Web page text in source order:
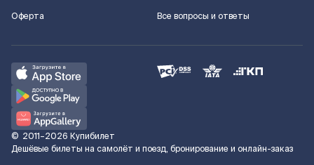
Оферта
Все вопросы и ответы
© 2011–2026 Купибилет
Дешёвые билеты на самолёт и поезд, бронирование и онлайн-заказ